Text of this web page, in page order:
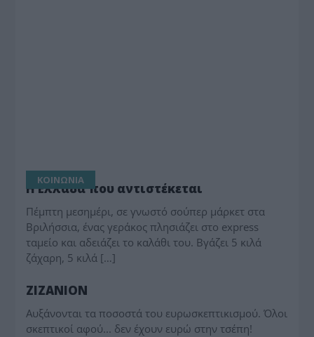
ΚΟΙΝΩΝΙΑ
Η Ελλάδα που αντιστέκεται
Πέμπτη μεσημέρι, σε γνωστό σούπερ μάρκετ στα
Βριλήσσια, ένας γεράκος πλησιάζει στο express
ταμείο και αδειάζει το καλάθι του. Βγάζει 5 κιλά
ζάχαρη, 5 κιλά […]
ΖΙΖΑΝΙΟΝ
Αυξάνονται τα ποσοστά του ευρωσκεπτικισμού. Όλοι
σκεπτικοί αφού... δεν έχουν ευρώ στην τσέπη!